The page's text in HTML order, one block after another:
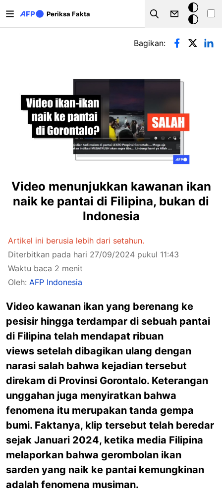
Periksa Fakta
Search
Mode
gelap
Tab primer
Bagikan:
Video menunjukkan kawanan ikan
naik ke pantai di Filipina, bukan di
Indonesia
Artikel ini berusia lebih dari setahun.
Diterbitkan pada hari 27/09/2024 pukul 11:43
Waktu baca 2 menit
Oleh: AFP Indonesia
Video kawanan ikan yang berenang ke
pesisir hingga terdampar di sebuah pantai
di Filipina telah mendapat ribuan
views setelah dibagikan ulang dengan
narasi salah bahwa kejadian tersebut
direkam di Provinsi Gorontalo. Keterangan
unggahan juga menyiratkan bahwa
fenomena itu merupakan tanda gempa
bumi. Faktanya, klip tersebut telah beredar
sejak Januari 2024, ketika media Filipina
melaporkan bahwa gerombolan ikan
sarden yang naik ke pantai kemungkinan
adalah fenomena musiman.